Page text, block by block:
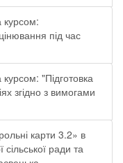
курсом:
під час
"Підготовка
згідно з вимогами
карти 3.2» в
ради та